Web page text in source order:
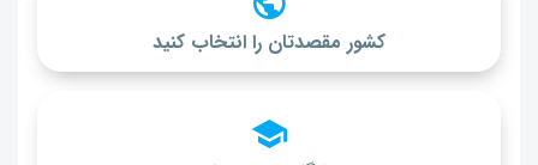
کشور مقصدتان را انتخاب کنید